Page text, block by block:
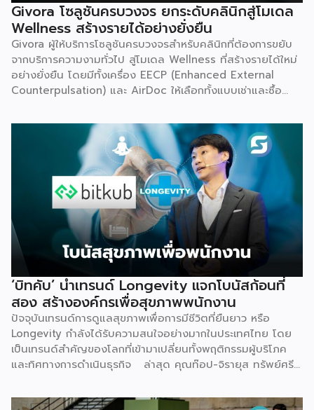
Givora โซลูชันครบวงจร ยกระดับคลินิกสู่โมเดล
Wellness สร้างรายได้อย่างยั่งยืน
Givora ผู้ให้บริการโซลูชันครบวงจรสำหรับคลินิกที่ต้องการขยับ
จากบริการความงามทั่วไป สู่โมเดล Wellness ที่สร้างรายได้ใหม่
อย่างยั่งยืน โดยมีทั้งเครื่อง EECP (Enhanced External
Counterpulsation) และ AirDoc ให้เลือกทั้งแบบเช่าและซื้อ
ธุรกิจใหม่ พร้อมทีมช่างที่คอยดูแลตรวจเช็กเครื่องมืออย่าง
สม่ำเสมอ ให้มั่นใจได้ว่าอุปกรณ์ทำงานอย่างมีประสิทธิภาพตลอด
อายุการใช้งาน เหมาะสำหรับคลินิกที่ต้องการสร้างรายได้เพิ่ม โดย
ไม่ต้องใช้เงินก้อนใหญ่ตั้งแต่วันแรก จุดเริ่มต้น มองเห็นกับดักที่
ทำให้อุตสาหกรรมสุขภาพ-ความงามไปไม่ถึงเป้าหมาย Givora
ไม่ได้เริ่มต้นจากการขายเครื่องมือเพียงอย่างเดียว แต่เกิดจากการ
มองเห็นว่าผู้ประกอบการจำนวนมากที่ตั้งใจอยากขยายธุรกิจสู่
Wellness กลับติดกับดักซ้ำ ๆ 3 เรื่องหลัก จนไปไม่ถึงเป้าหมาย
ที่วางไว้ ได้แก่ การไม่มีความรู้และขาดความเชี่ยวชาญเฉพาะด้าน
การไม่มีฐานลูกค้าเพราะการตลาดไม่ตรงกลุ่ม และการเริ่มต้นผิด
จุดทั้งเรื่องเครื่องมือ ระบบ และราคา Givora จึงออกแบบ
โซลูชันให้ครอบคลุมทั้งสามปัญหานี้ในคราวเดียวกัน แทนที่จะให้
คลินิกต้องแก้ปัญหาทีละเรื่องด้วยตัวเอง ด้านความรู้และความ
เชี่ยวชาญ — Givora มีทีมฝึกอบรมบุคลากรให้ได้มาตรฐาน
เดียวกัน พร้อมควบคุมคุณภาพและมาตรฐานการบริการตลอด
กระบวนการ เพื่อให้คลินิกพันธมิตรมั่นใจได้ว่าบุคลากรพร้อมให้
บริการอย่างถูกต้องตั้งแต่วันแรก ด้านฐานลูกค้าและการตลาด
ตลาดให้คลินิก แทนที่จะปล่อยให้แต่ละแห่งลองผิดลองถูกด้วยงบ
‘บิทคับ’ นำเทรนด์ Longevity แจกโบนัสก้อนที่
สอง สร้างองค์กรเพื่อสุขภาพพนักงาน
ปัจจุบันเทรนด์การดูแลสุขภาพเพื่อการมีชีวิตที่ยืนยาว หรือ
Longevity กำลังได้รับความสนใจอย่างมากในประเทศไทย โดย
เป็นเทรนด์สำคัญของโลกที่เข้ามาเปลี่ยนทั้งพฤติกรรมผู้บริโภค
และทิศทางการดำเนินธุรกิจ ล่าสุด คุณท๊อป-จิรายุส ทรัพย์ศรี
แคปปิตอล กรุ๊ป โฮลดิ้งส์ จำกัด หนึ่งในผู้บุกเบิกวงการนี้และผู้